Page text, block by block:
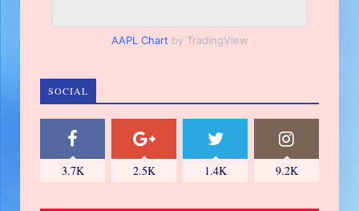
AAPL Chart by TradingView
SOCIAL
3.7K 2.5K 1.4K 9.2K